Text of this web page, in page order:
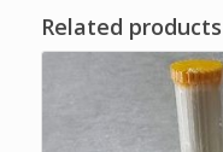
Related products